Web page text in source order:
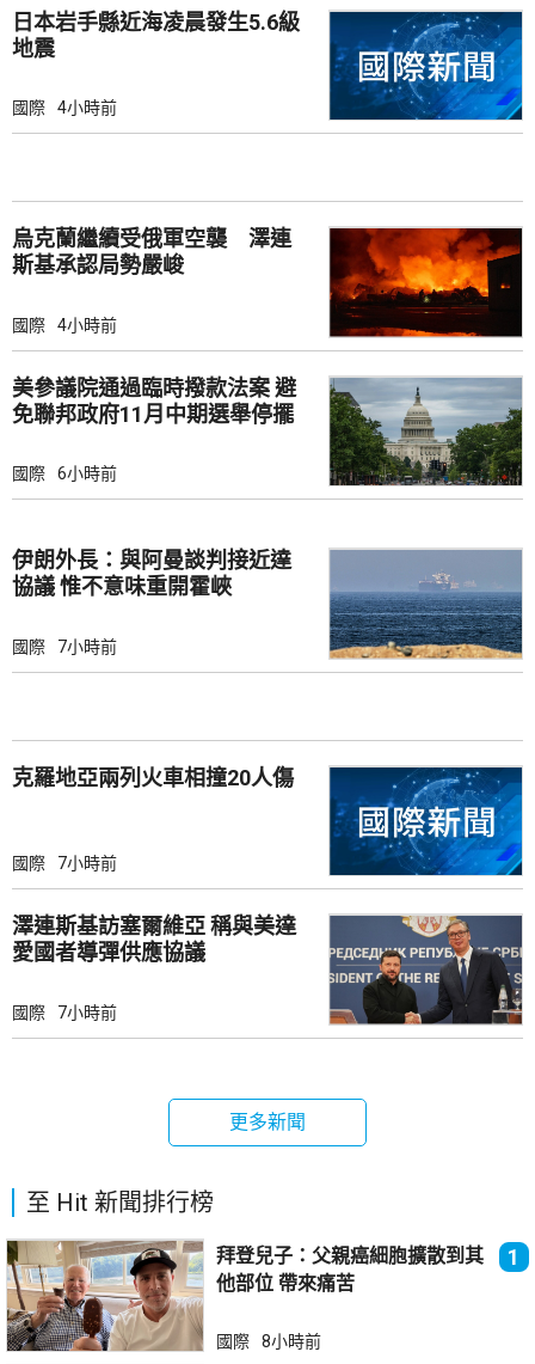
日本岩手縣近海凌晨發生5.6級
地震
國際 4小時前
烏克蘭繼續受俄軍空襲 澤連
斯基承認局勢嚴峻
國際 4小時前
美參議院通過臨時撥款法案 避
免聯邦政府11月中期選舉停擺
國際 6小時前
伊朗外長：與阿曼談判接近達
協議 惟不意味重開霍峽
國際 7小時前
克羅地亞兩列火車相撞20人傷
國際 7小時前
澤連斯基訪塞爾維亞 稱與美達
愛國者導彈供應協議
國際 7小時前
更多新聞
至 Hit 新聞排行榜
拜登兒子：父親癌細胞擴散到其
他部位 帶來痛苦
1
國際 8小時前